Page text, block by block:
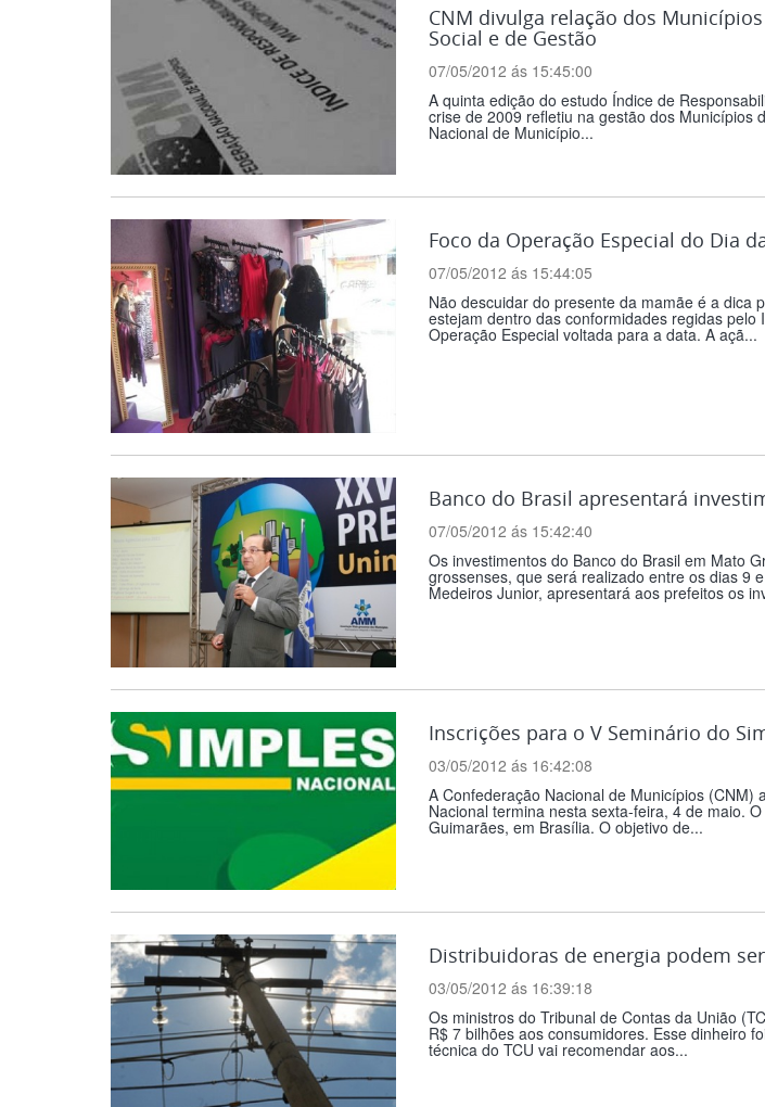
CNM divulga relação dos
Social e de Gestão
07/05/2012 ás 15:45:00
A quinta edição do estudo Índice de
crise de 2009 refletiu na gestão dos Municípios
Nacional de Município...
Foco da Operação Especial do Dia
07/05/2012 ás 15:44:05
Não descuidar do presente da mamãe é a dica
estejam dentro das conformidades regidas
Operação Especial voltada para a data. A açã...
Banco do Brasil apresentará
07/05/2012 ás 15:42:40
Os investimentos do Banco do Brasil em Mato
grossenses, que será realizado entre os dias 9
Medeiros Junior, apresentará aos prefeitos os
Inscrições para o V Seminário do
03/05/2012 ás 16:42:08
A Confederação Nacional de Municípios
Nacional termina nesta sexta-feira, 4 de maio.
Guimarães, em Brasília. O objetivo de...
Distribuidoras de energia podem
03/05/2012 ás 16:39:18
Os ministros do Tribunal de Contas da União
R$ 7 bilhões aos consumidores. Esse dinheiro
técnica do TCU vai recomendar aos...